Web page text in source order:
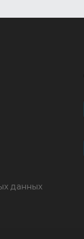
данных